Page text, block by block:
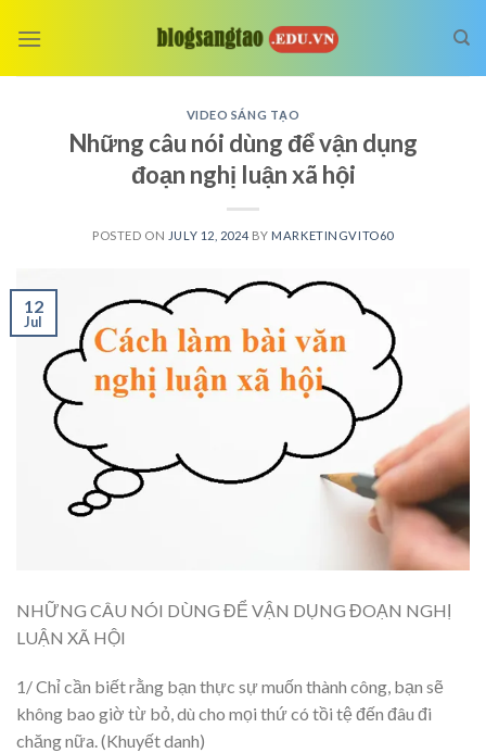
VIDEO SÁNG TẠO
Những câu nói dùng để vận dụng
đoạn nghị luận xã hội
POSTED ON JULY 12, 2024 BY MARKETINGVITO60
12
Jul
NHỮNG CÂU NÓI DÙNG ĐỂ VẬN DỤNG ĐOẠN NGHỊ
LUẬN XÃ HỘI
1/ Chỉ cần biết rằng bạn thực sự muốn thành công, bạn sẽ
không bao giờ từ bỏ, dù cho mọi thứ có tồi tệ đến đâu đi
chăng nữa. (Khuyết danh)